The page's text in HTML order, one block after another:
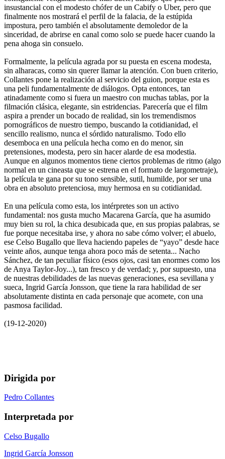
insustancial con el modesto chófer de un Cabify o Uber, pero que
finalmente nos mostrará el perfil de la falacia, de la estúpida
impostura, pero también el absolutamente demoledor de la
sinceridad, de abrirse en canal como solo se puede hacer cuando la
pena ahoga sin consuelo.
Formalmente, la película agrada por su puesta en escena modesta,
sin alharacas, como sin querer llamar la atención. Con buen criterio,
Collantes pone la realización al servicio del guion, porque esta es
una peli fundamentalmente de diálogos. Opta entonces, tan
atinadamente como si fuera un maestro con muchas tablas, por la
filmación clásica, elegante, sin estridencias. Parecería que el film
aspira a prender un bocado de realidad, sin los tremendismos
pornográficos de nuestro tiempo, buscando la cotidianidad, el
sencillo realismo, nunca el sórdido naturalismo. Todo ello
desemboca en una película hecha como en do menor, sin
pretensiones, modesta, pero sin hacer alarde de esa modestia.
Aunque en algunos momentos tiene ciertos problemas de ritmo (algo
normal en un cineasta que se estrena en el formato de largometraje),
la película te gana por su tono sensible, sutil, humilde, por ser una
obra en absoluto pretenciosa, muy hermosa en su cotidianidad.
En una película como esta, los intérpretes son un activo
fundamental: nos gusta mucho Macarena García, que ha asumido
muy bien su rol, la chica desubicada que, en sus propias palabras, se
fue porque necesitaba irse, y ahora no sabe cómo volver; el abuelo,
ese Celso Bugallo que lleva haciendo papeles de “yayo” desde hace
veinte años, aunque tenga ahora poco más de setenta... Nacho
Sánchez, de tan peculiar físico (esos ojos, casi tan enormes como los
de Anya Taylor-Joy...), tan fresco y de verdad; y, por supuesto, una
de nuestras debilidades de las nuevas generaciones, esa sevillana y
sueca, Ingrid García Jonsson, que tiene la rara habilidad de ser
absolutamente distinta en cada personaje que acomete, con una
pasmosa facilidad.
(19-12-2020)
Dirigida por
Pedro Collantes
Interpretada por
Celso Bugallo
Ingrid García Jonsson